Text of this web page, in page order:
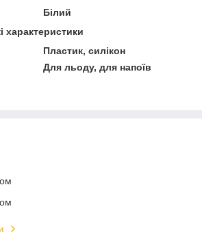
Білий
характеристики
Пластик, силікон
Для льоду, для напоїв